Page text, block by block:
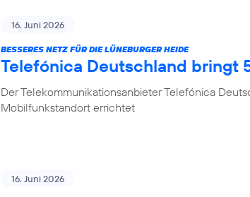
16. Juni 2026
BESSERES NETZ FÜR DIE LÜNEBURGER HEIDE
Telefónica Deutschland bringt
Der Telekommunikationsanbieter Telefónica
Mobilfunkstandort errichtet
16. Juni 2026